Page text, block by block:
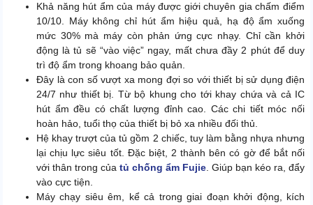
Khả năng hút ẩm của máy được giới chuyên gia chấm điểm
10/10. Máy không chỉ hút ẩm hiệu quả, hạ độ ẩm xuống
mức 30% mà máy còn phản ứng cực nhạy. Chỉ cần khởi
động là tủ sẽ “vào việc” ngay, mất chưa đầy 2 phút để duy
trì độ ẩm trong khoang bảo quản.
Đây là con số vượt xa mong đợi so với thiết bị sử dụng điện
24/7 như thiết bị. Từ bộ khung cho tới khay chứa và cả IC
hút ẩm đều có chất lượng đỉnh cao. Các chi tiết móc nối
hoàn hảo, tuổi thọ của thiết bị bỏ xa nhiều đối thủ.
Hệ khay trượt của tủ gồm 2 chiếc, tuy làm bằng nhựa nhưng
lại chịu lực siêu tốt. Đặc biệt, 2 thành bên có gờ để bắt nối
với thân trong của tủ chống ẩm Fujie. Giúp bạn kéo ra, đẩy
vào cực tiện.
Máy chạy siêu êm, kể cả trong giai đoạn khởi động, kích